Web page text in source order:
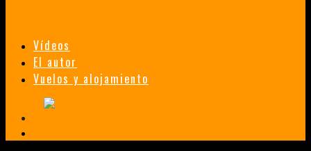
Vídeos
El autor
Vuelos y alojamiento